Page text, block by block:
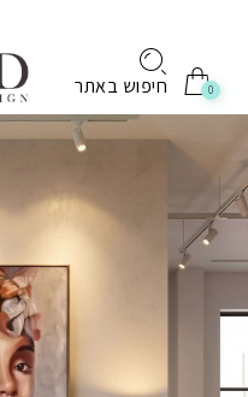
חיפוש באתר 0